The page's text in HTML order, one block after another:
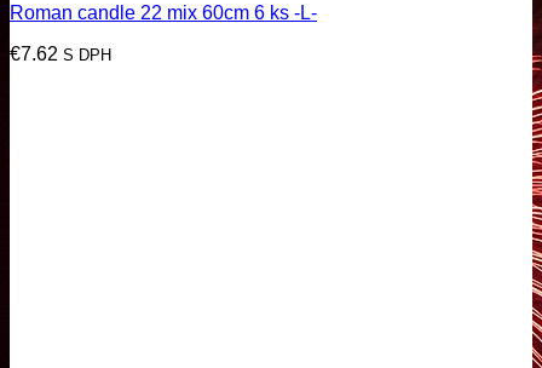
Roman candle 22 mix 60cm 6 ks -L-
€7.62 S DPH